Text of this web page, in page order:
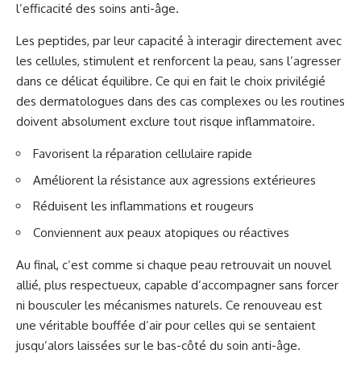
l’efficacité des soins anti-âge.
Les peptides, par leur capacité à interagir directement avec
les cellules, stimulent et renforcent la peau, sans l’agresser
dans ce délicat équilibre. Ce qui en fait le choix privilégié
des dermatologues dans des cas complexes ou les routines
doivent absolument exclure tout risque inflammatoire.
Favorisent la réparation cellulaire rapide
Améliorent la résistance aux agressions extérieures
Réduisent les inflammations et rougeurs
Conviennent aux peaux atopiques ou réactives
Au final, c’est comme si chaque peau retrouvait un nouvel
allié, plus respectueux, capable d’accompagner sans forcer
ni bousculer les mécanismes naturels. Ce renouveau est
une véritable bouffée d’air pour celles qui se sentaient
jusqu’alors laissées sur le bas-côté du soin anti-âge.